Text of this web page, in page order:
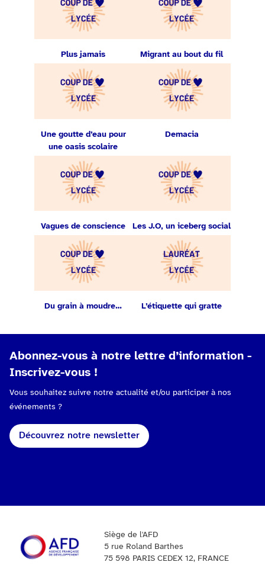
Plus jamais Migrant au bout du fil
Une goutte d’eau pour
une oasis scolaire
Demacia
Vagues de conscience Les J.O, un iceberg social
Du grain à moudre… L’étiquette qui gratte
Abonnez-vous à notre lettre d’information -
Inscrivez-vous !
Vous souhaitez suivre notre actualité et/ou participer à nos
événements ?
Découvrez notre newsletter
Siège de l'AFD
5 rue Roland Barthes
75 598 PARIS CEDEX 12, FRANCE